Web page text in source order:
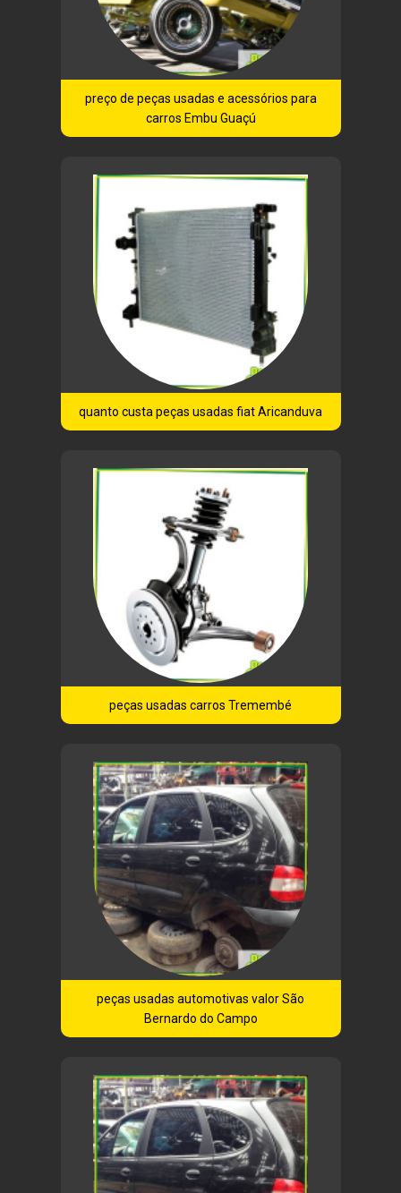
preço de peças usadas e acessórios para
carros Embu Guaçú
quanto custa peças usadas fiat Aricanduva
peças usadas carros Tremembé
peças usadas automotivas valor São
Bernardo do Campo